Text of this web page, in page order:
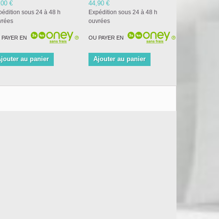
€
sous 24 à 48 h
EN
au panier
44,90 €
Expédition sous 24 à 48 h
ouvrées
OU PAYER EN
Ajouter au panier